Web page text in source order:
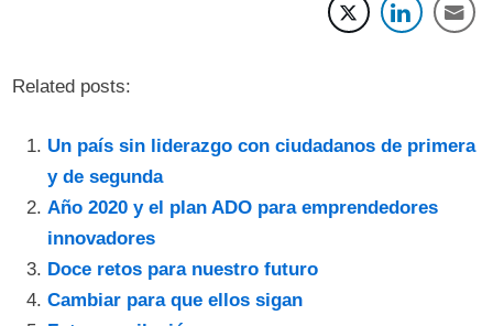
Related posts:
Un país sin liderazgo con ciudadanos de primera
y de segunda
Año 2020 y el plan ADO para emprendedores
innovadores
Doce retos para nuestro futuro
Cambiar para que ellos sigan